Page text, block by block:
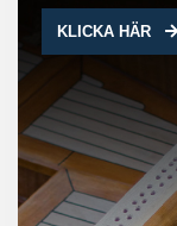
KLICKA HÄR